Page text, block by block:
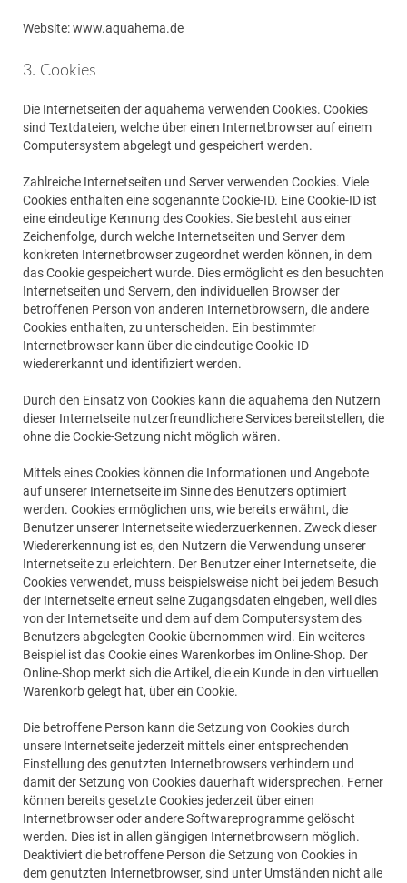
Website: www.aquahema.de
3. Cookies
Die Internetseiten der aquahema verwenden Cookies. Cookies
sind Textdateien, welche über einen Internetbrowser auf einem
Computersystem abgelegt und gespeichert werden.
Zahlreiche Internetseiten und Server verwenden Cookies. Viele
Cookies enthalten eine sogenannte Cookie-ID. Eine Cookie-ID ist
eine eindeutige Kennung des Cookies. Sie besteht aus einer
Zeichenfolge, durch welche Internetseiten und Server dem
konkreten Internetbrowser zugeordnet werden können, in dem
das Cookie gespeichert wurde. Dies ermöglicht es den besuchten
Internetseiten und Servern, den individuellen Browser der
betroffenen Person von anderen Internetbrowsern, die andere
Cookies enthalten, zu unterscheiden. Ein bestimmter
Internetbrowser kann über die eindeutige Cookie-ID
wiedererkannt und identifiziert werden.
Durch den Einsatz von Cookies kann die aquahema den Nutzern
dieser Internetseite nutzerfreundlichere Services bereitstellen, die
ohne die Cookie-Setzung nicht möglich wären.
Mittels eines Cookies können die Informationen und Angebote
auf unserer Internetseite im Sinne des Benutzers optimiert
werden. Cookies ermöglichen uns, wie bereits erwähnt, die
Benutzer unserer Internetseite wiederzuerkennen. Zweck dieser
Wiedererkennung ist es, den Nutzern die Verwendung unserer
Internetseite zu erleichtern. Der Benutzer einer Internetseite, die
Cookies verwendet, muss beispielsweise nicht bei jedem Besuch
der Internetseite erneut seine Zugangsdaten eingeben, weil dies
von der Internetseite und dem auf dem Computersystem des
Benutzers abgelegten Cookie übernommen wird. Ein weiteres
Beispiel ist das Cookie eines Warenkorbes im Online-Shop. Der
Online-Shop merkt sich die Artikel, die ein Kunde in den virtuellen
Warenkorb gelegt hat, über ein Cookie.
Die betroffene Person kann die Setzung von Cookies durch
unsere Internetseite jederzeit mittels einer entsprechenden
Einstellung des genutzten Internetbrowsers verhindern und
damit der Setzung von Cookies dauerhaft widersprechen. Ferner
können bereits gesetzte Cookies jederzeit über einen
Internetbrowser oder andere Softwareprogramme gelöscht
werden. Dies ist in allen gängigen Internetbrowsern möglich.
Deaktiviert die betroffene Person die Setzung von Cookies in
dem genutzten Internetbrowser, sind unter Umständen nicht alle